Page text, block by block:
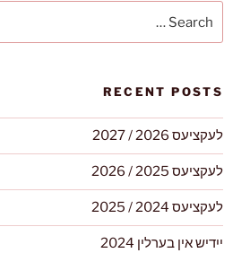
for:
RECENT POSTS
לעקציעס 2026 / 2027
לעקציעס 2025 / 2026
לעקציעס 2024 / 2025
ייִדיש אין בערלין 2024